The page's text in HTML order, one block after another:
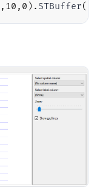
, 10 , 0 ) . STBuffer(